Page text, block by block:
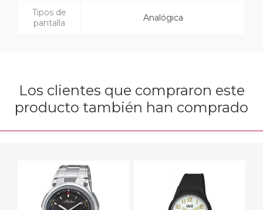
Tipos de
pantalla
Analógica
Los clientes que compraron este
producto también han comprado